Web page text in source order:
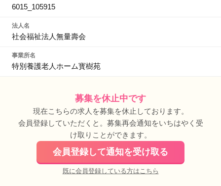
6015_105915
法人名
社会福祉法人無量壽会
事業所名
特別養護老人ホーム寳樹苑
募集を休止中です
現在こちらの求人を募集を休止しております。
会員登録していただくと。募集再会通知をいちはやく受
け取りことができます。
会員登録して通知を受け取る
既に会員登録している方はこちら